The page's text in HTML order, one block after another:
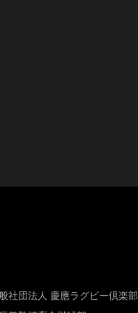
社団法人 慶應ラグビー倶楽部